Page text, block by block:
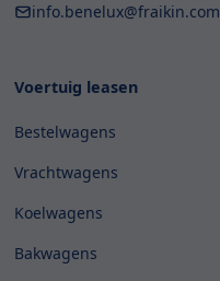
info.benelux@fraikin.com
Voertuig leasen
Bestelwagens
Vrachtwagens
Koelwagens
Bakwagens